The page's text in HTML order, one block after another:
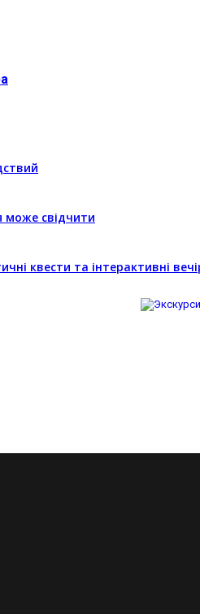
може свідчити
квести та інтерактивні